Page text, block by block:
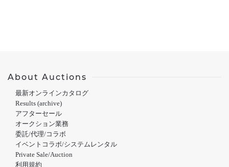
About Auctions
最新オンラインカタログ
Results (archive)
アフターセール
オークション業務
委託/代理/コラボ
イベントコラボ/システムレンタル
Private Sale/Auction
利用規約